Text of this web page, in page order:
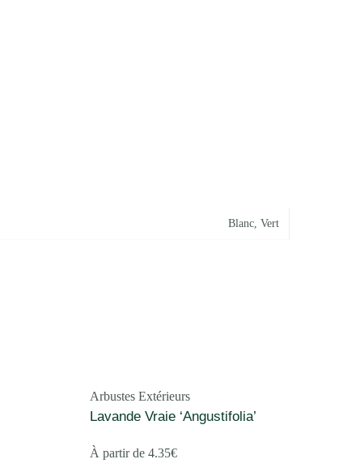
Blanc Vert
Arbustes Extérieurs
Lavande Vraie ‘Angustifolia’
À partir de4.35€